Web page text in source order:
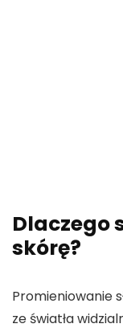
Dlaczego
skórę?
Promieniowanie
ze światła